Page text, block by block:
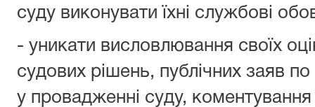
суду виконувати їхні службові
- уникати висловлювання своїх
судових рішень, публічних заяв
у провадженні суду,